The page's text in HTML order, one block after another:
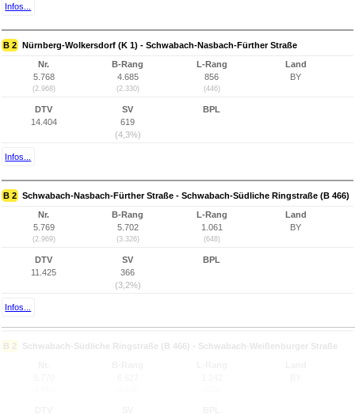
Infos...
B 2 Nürnberg-Wolkersdorf (K 1) - Schwabach-Nasbach-Fürther Straße
Nr.
5.768
(2.968)
B-Rang
4.685
(2.330)
L-Rang
856
(446)
Land
BY
DTV
14.404
SV
619
(4,3%)
BPL
Infos...
B 2 Schwabach-Nasbach-Fürther Straße - Schwabach-Südliche Ringstraße (B 466)
Nr.
5.769
(2.969)
B-Rang
5.702
(3.326)
L-Rang
1.061
(648)
Land
BY
DTV
11.425
SV
366
(3,2%)
BPL
Infos...
B 2 Schwabach-Südliche Ringstraße (B 466) - Schwabach-Weißenburger Straße